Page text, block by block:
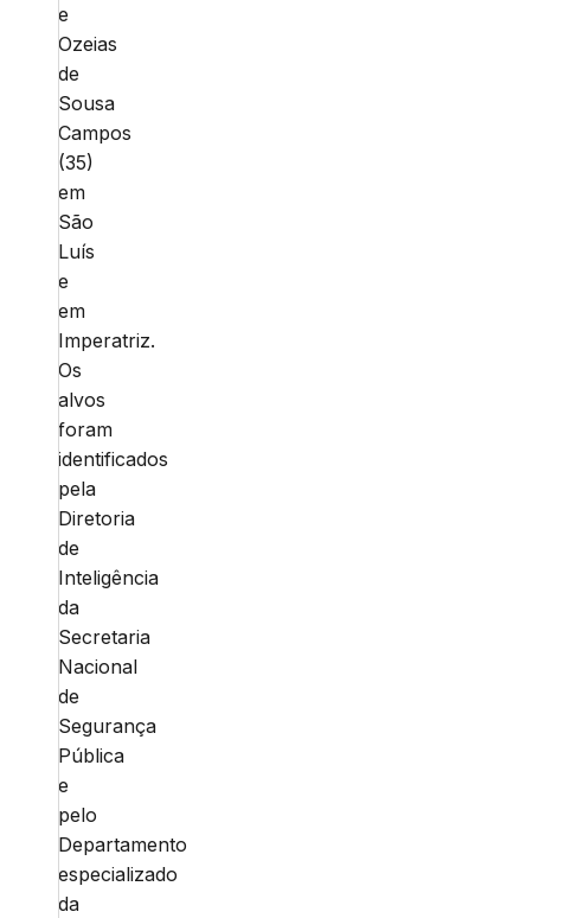
e
Ozeias
de
Sousa
Campos
(35)
em
São
Luís
e
em
Imperatriz.
Os
alvos
foram
identificados
pela
Diretoria
de
Inteligência
da
Secretaria
Nacional
de
Segurança
Pública
e
pelo
Departamento
especializado
da